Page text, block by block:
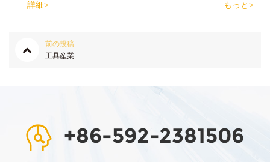
詳細>
もっと>
前の投稿
工具産業
+86-592-2381506